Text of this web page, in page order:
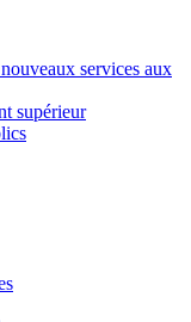
services aux
supérieur